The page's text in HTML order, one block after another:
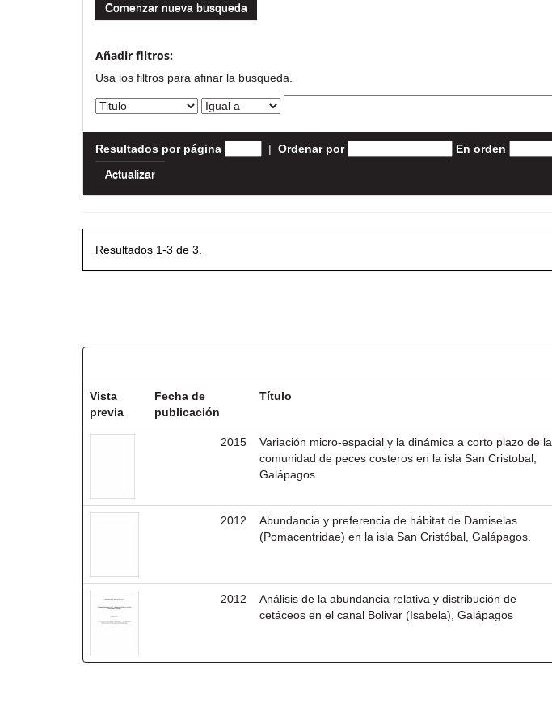
Comenzar nueva busqueda
Añadir filtros:
Usa los filtros para afinar la busqueda.
Resultados por página | Ordenar por En orden
Resultados 1-3 de 3.
Vista
previa
Fecha de
publicación
Título
2015
Variación micro-espacial y la dinámica a corto plazo de la
comunidad de peces costeros en la isla San Cristobal,
Galápagos
2012
Abundancia y preferencia de hábitat de Damiselas
(Pomacentridae) en la isla San Cristóbal, Galápagos.
2012
Análisis de la abundancia relativa y distribución de
cetáceos en el canal Bolivar (Isabela), Galápagos